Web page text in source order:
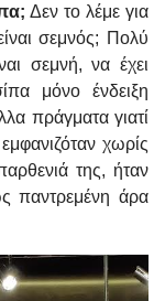
Δεν το λέμε για
σεμνός; Πολύ
σεμνή, να έχει
μόνο ένδειξη
πράγματα γιατί
χωρίς
της, ήταν
παντρεμένη άρα